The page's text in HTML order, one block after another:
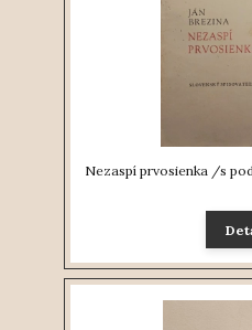
Nezaspí prvosienka /s